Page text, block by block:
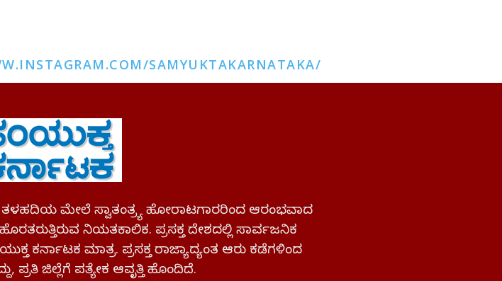
SAMYUKTAKARNATAKA/
ತಳಹದಿಯ ಮೇಲೆ ಸ್ವಾತಂತ್ರ್ಯ ಹೋರಾಟಗಾರರಿಂದ ಆರಂಭವಾದ
ನಿಯತಕಾಲಿಕ. ಪ್ರಸಕ್ತ ದೇಶದಲ್ಲಿ ಸಾರ್ವಜನಿಕ
ಕರ್ನಾಟಕ ಮಾತ್ರ. ಪ್ರಸಕ್ತ ರಾಜ್ಯಾದ್ಯಂತ ಆರು ಕಡೆಗಳಿಂದ
ಪ್ರತಿ ಜಿಲ್ಲೆಗೆ ಪತ್ಯೇಕ ಆವೃತ್ತಿ ಹೊಂದಿದೆ.